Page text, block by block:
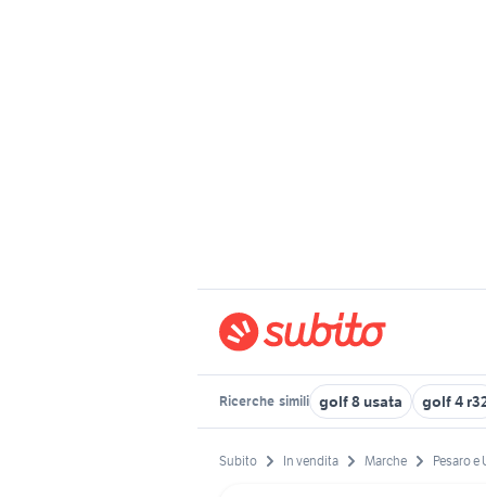
Ricerche simili golf 8 usata golf 4
Subito In vendita Marche Pesaro e